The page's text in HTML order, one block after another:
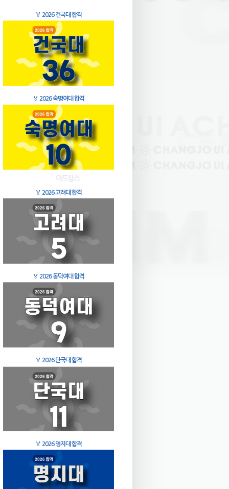
🏅 2026 건국대 합격
🏅 2026 숙명여대 합격
🏅 2026 고려대 합격
🏅 2026 동덕여대 합격
🏅 2026 단국대 합격
🏅 2026 명지대 합격